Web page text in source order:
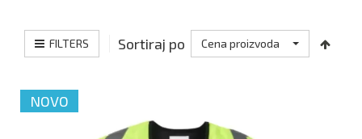
FILTERS Sortiraj po Cena proizvoda
NOVO